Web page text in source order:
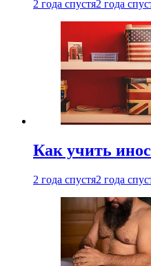
2 года спустя2 года
Как учить
2 года спустя2 года